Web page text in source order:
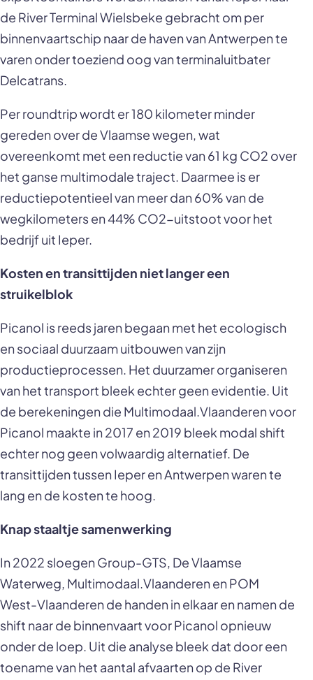
de River Terminal Wielsbeke gebracht om per
binnenvaartschip naar de haven van Antwerpen te
varen onder toeziend oog van terminaluitbater
Delcatrans.
Per roundtrip wordt er 180 kilometer minder
gereden over de Vlaamse wegen, wat
overeenkomt met een reductie van 61 kg CO2 over
het ganse multimodale traject. Daarmee is er
reductiepotentieel van meer dan 60% van de
wegkilometers en 44% CO2-uitstoot voor het
bedrijf uit Ieper.
Kosten en transittijden niet langer een
struikelblok
Picanol is reeds jaren begaan met het ecologisch
en sociaal duurzaam uitbouwen van zijn
productieprocessen. Het duurzamer organiseren
van het transport bleek echter geen evidentie. Uit
de berekeningen die Multimodaal.Vlaanderen voor
Picanol maakte in 2017 en 2019 bleek modal shift
echter nog geen volwaardig alternatief. De
transittijden tussen Ieper en Antwerpen waren te
lang en de kosten te hoog.
Knap staaltje samenwerking
In 2022 sloegen Group-GTS, De Vlaamse
Waterweg, Multimodaal.Vlaanderen en POM
West-Vlaanderen de handen in elkaar en namen de
shift naar de binnenvaart voor Picanol opnieuw
onder de loep. Uit die analyse bleek dat door een
toename van het aantal afvaarten op de River